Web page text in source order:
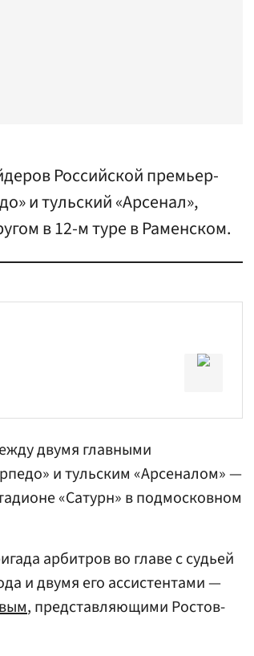
Российской премьер-
и тульский «Арсенал»,
в 12-м туре в Раменском.
двумя главными
и тульским «Арсеналом» —
«Сатурн» в подмосковном
арбитров во главе с судьей
и двумя его ассистентами —
, представляющими Ростов-